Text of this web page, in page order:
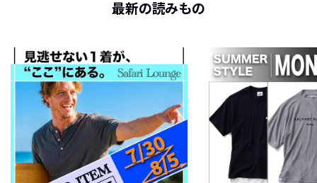
最新の読みもの